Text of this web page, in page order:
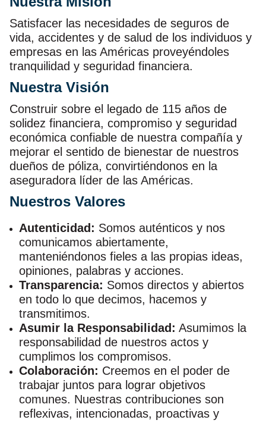
Satisfacer las necesidades de seguros de
vida, accidentes y de salud de los individuos y
empresas en las Américas proveyéndoles
tranquilidad y seguridad financiera.
Nuestra Visión
Construir sobre el legado de 115 años de
solidez financiera, compromiso y seguridad
económica confiable de nuestra compañía y
mejorar el sentido de bienestar de nuestros
dueños de póliza, convirtiéndonos en la
aseguradora líder de las Américas.
Nuestros Valores
Autenticidad: Somos auténticos y nos
comunicamos abiertamente,
manteniéndonos fieles a las propias ideas,
opiniones, palabras y acciones.
Transparencia: Somos directos y abiertos
en todo lo que decimos, hacemos y
transmitimos.
Asumir la Responsabilidad: Asumimos la
responsabilidad de nuestros actos y
cumplimos los compromisos.
Colaboración: Creemos en el poder de
trabajar juntos para lograr objetivos
comunes. Nuestras contribuciones son
reflexivas, intencionadas, proactivas y